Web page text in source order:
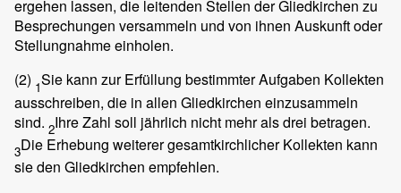
ergehen lassen, die leitenden Stellen der Gliedkirchen zu
Besprechungen versammeln und von ihnen Auskunft oder
Stellungnahme einholen.
(2) 1Sie kann zur Erfüllung bestimmter Aufgaben Kollekten
ausschreiben, die in allen Gliedkirchen einzusammeln
sind. 2Ihre Zahl soll jährlich nicht mehr als drei betragen.
3Die Erhebung weiterer gesamtkirchlicher Kollekten kann
sie den Gliedkirchen empfehlen.